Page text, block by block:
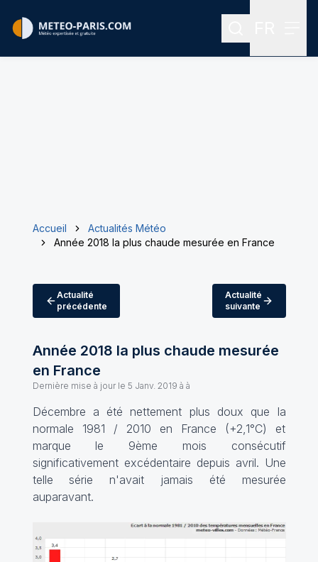
Rechercher
Accueil
Actualités Météo
Année 2018 la plus chaude mesurée en France
Actualité
précédente
Actualité
suivante
Année 2018 la plus chaude mesurée
en France
Dernière mise à jour le 5 Janv. 2019 à à
Décembre a été nettement plus doux que la
normale 1981 / 2010 en France (+2,1°C) et
marque le 9ème mois consécutif
significativement excédentaire depuis avril. Une
telle série n'avait jamais été mesurée
auparavant.